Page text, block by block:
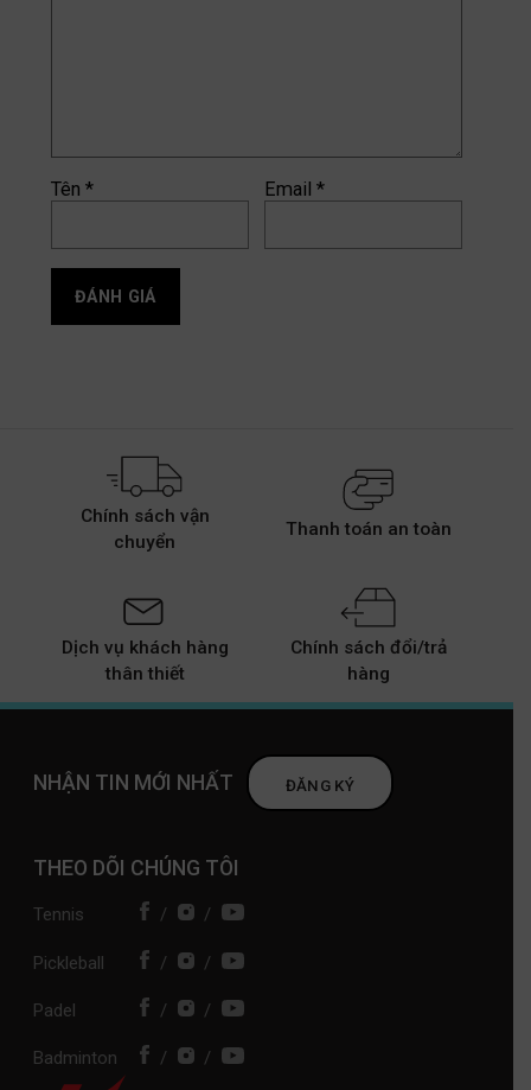
Tên * Email*
Chính sách vận
chuyển
Thanh toán an toàn
Dịch vụ khách hàng
thân thiết
Chính sách đổi/trả
hàng
NHẬN TIN MỚI NHẤT ĐĂNG KÝ
THEO DÕI CHÚNG TÔI
Tennis / /
Pickleball / /
Padel / /
Badminton / /